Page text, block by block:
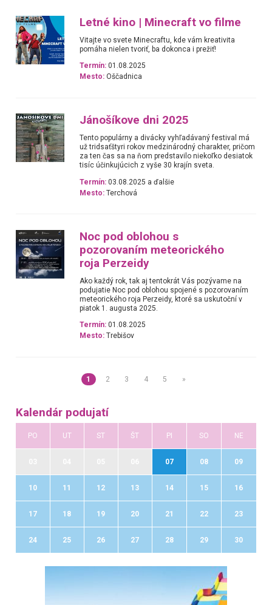
Letné kino | Minecraft vo filme
Vitajte vo svete Minecraftu, kde vám kreativita
pomáha nielen tvoriť, ba dokonca i prežiť!
Termín: 01.08.2025
Mesto: Oščadnica
Jánošíkove dni 2025
Tento populárny a divácky vyhľadávaný festival má
už tridsaťštyri rokov medzinárodný charakter, pričom
za ten čas sa na ňom predstavilo niekoľko desiatok
tisíc účinkujúcich z vyše 30 krajín sveta.
Termín: 03.08.2025 a ďalšie
Mesto: Terchová
Noc pod oblohou s
pozorovaním meteorického
roja Perzeidy
Ako každý rok, tak aj tentokrát Vás pozývame na
podujatie Noc pod oblohou spojené s pozorovaním
meteorického roja Perzeidy, ktoré sa uskutoční v
piatok 1. augusta 2025.
Termín: 01.08.2025
Mesto: Trebišov
1 2 3 4 5 »
Kalendár podujatí
PO UT ST ŠT PI SO NE
07 08 09
10 11 12 13 14 15 16
17 18 19 20 21 22 23
24 25 26 27 28 29 30